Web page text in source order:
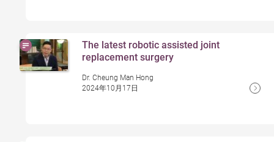
The latest robotic assisted joint
replacement surgery
Dr. Cheung Man Hong
2024年10月17日